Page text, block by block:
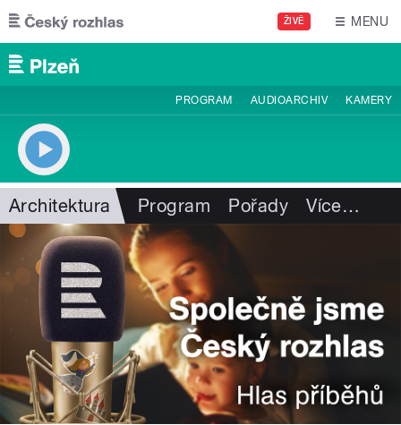
Přejít k hlavnímu obsahu
ŽIVĚ MENU
PROGRAM AUDIOARCHIV KAMERY
Architektura Program Pořady Více…